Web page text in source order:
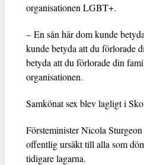
organisationen LGBT+.
– En sån här dom kunde
kunde betyda att du förlorade
betyda att du förlorade din
organisationen.
Samkönat sex blev lagligt i
Försteminister Nicola
offentlig ursäkt till alla som
tidigare lagarna.